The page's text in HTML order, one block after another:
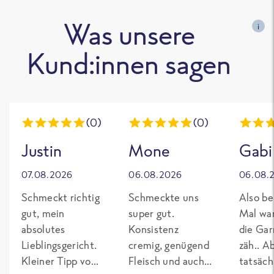
Was unsere
Kund:innen sagen
i
(0)
Justin
07.08.2026
Schmeckt richtig
gut, mein
absolutes
Lieblingsgericht.
Kleiner Tipp von
(0)
Mone
06.08.2026
Schmeckte uns
super gut.
Konsistenz
cremig, genügend
Fleisch und auch
Gabi
Also
Mal
die
zäh..